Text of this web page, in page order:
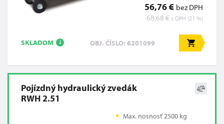
56,76 € bez DPH
68,68 € s DPH (21 %)
SKLADOM i OBJ. ČÍSLO: 6201099
Pojízdný hydraulický zvedák
RWH 2.51
Max. nosnosť 2500 kg